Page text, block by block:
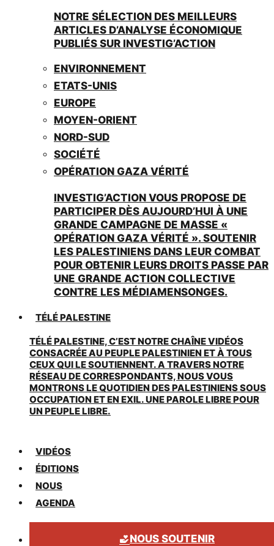
NOTRE SÉLECTION DES MEILLEURS
ARTICLES D’ANALYSE ÉCONOMIQUE
PUBLIÉS SUR INVESTIG’ACTION
ENVIRONNEMENT
ETATS-UNIS
EUROPE
MOYEN-ORIENT
NORD-SUD
SOCIÉTÉ
OPÉRATION GAZA VÉRITÉ
INVESTIG’ACTION VOUS PROPOSE DE
PARTICIPER DÈS AUJOURD’HUI À UNE
GRANDE CAMPAGNE DE MASSE «
OPÉRATION GAZA VÉRITÉ ». SOUTENIR
LES PALESTINIENS DANS LEUR COMBAT
POUR OBTENIR LEURS DROITS PASSE PAR
UNE GRANDE ACTION COLLECTIVE
CONTRE LES MÉDIAMENSONGES.
TÉLÉ PALESTINE
TÉLÉ PALESTINE, C’EST NOTRE CHAÎNE VIDÉOS
CONSACRÉE AU PEUPLE PALESTINIEN ET À TOUS
CEUX QUI LE SOUTIENNENT. A TRAVERS NOTRE
RÉSEAU DE CORRESPONDANTS, NOUS VOUS
MONTRONS LE QUOTIDIEN DES PALESTINIENS SOUS
OCCUPATION ET EN EXIL. UNE PAROLE LIBRE POUR
UN PEUPLE LIBRE.
VIDÉOS
ÉDITIONS
NOUS
AGENDA
NOUS SOUTENIR